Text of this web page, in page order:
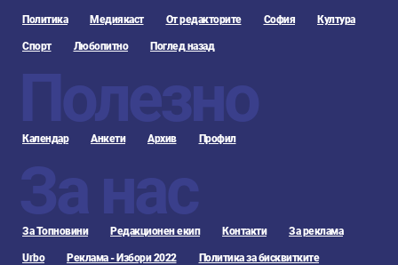
Политика Медиякаст От редакторите София Култура
Спорт Любопитно Поглед назад
Полезно
Календар Анкети Архив Профил
За нас
За Топновини Редакционен екип Контакти За реклама
Urbo Реклама - Избори 2022 Политика за бисквитките